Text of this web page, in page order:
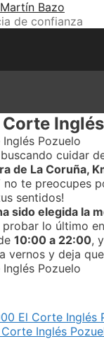
Bazo
de confianza
cuidar
de La Coruña,
no te preocupes
sentidos!
sido elegida la
lo último
10:00 a 22:00,
vernos y deja
El Corte Inglés
Inglés